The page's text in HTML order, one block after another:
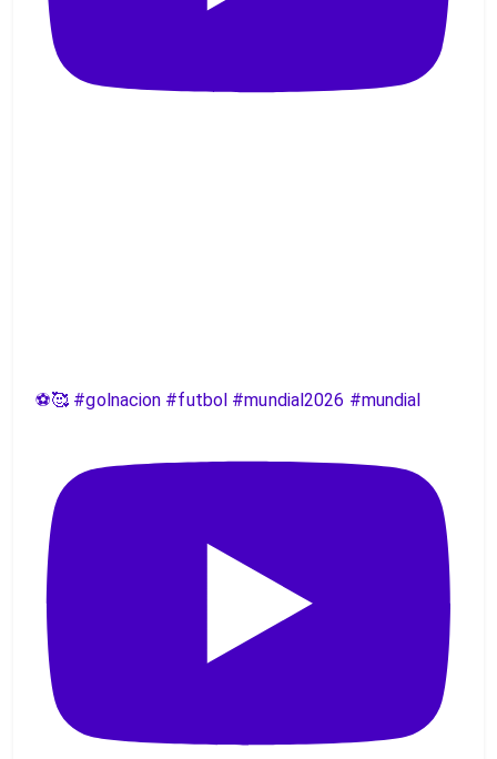
⚽️🥰 #golnacion #futbol #mundial2026 #mundial